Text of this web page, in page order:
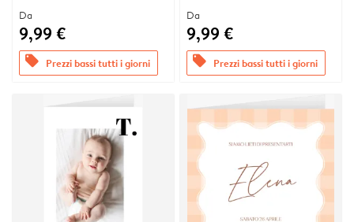
Da
9,99 €
offers Prezzi bassi tutti i giorni
Da
9,99 €
offers Prezzi bassi tutti i giorni